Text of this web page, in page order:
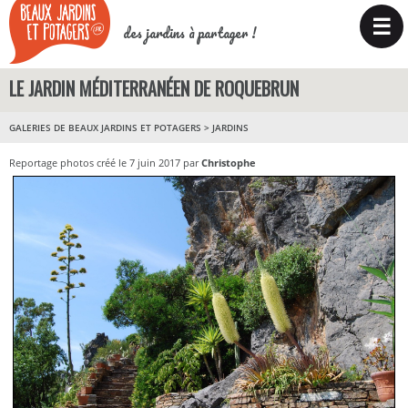
des jardins à partager ! ☰
LE JARDIN MÉDITERRANÉEN DE ROQUEBRUN
GALERIES DE BEAUX JARDINS ET POTAGERS > JARDINS
Reportage photos créé le 7 juin 2017 parChristophe